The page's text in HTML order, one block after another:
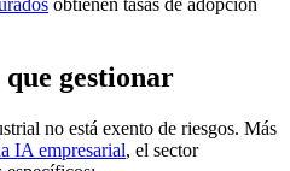
que gestionar
no está exento de riesgos. Más
IA empresarial, el sector